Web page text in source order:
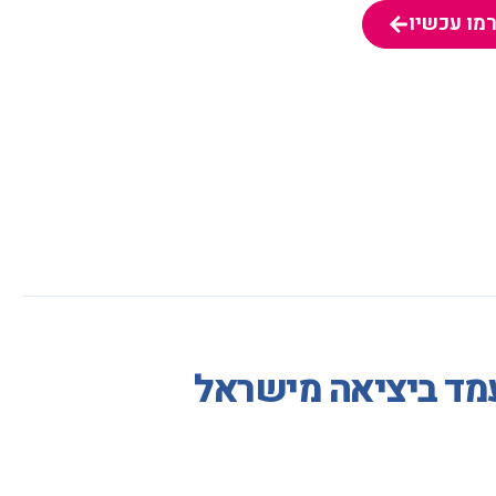
עכשיו
עכשיו
ביציאה מישראל